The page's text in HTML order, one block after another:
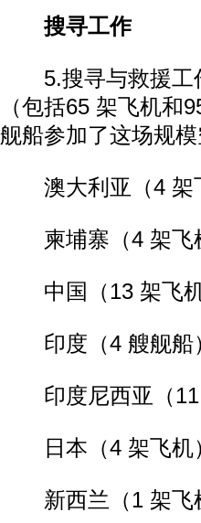
搜寻工作
5.搜寻与救援工
（包括65 架飞机和
舰船参加了这场规模
澳大利亚（4 架
柬埔寨（4 架飞
中国（13 架飞机
印度（4 艘舰船
印度尼西亚（11
日本（4 架飞机
新西兰（1 架飞